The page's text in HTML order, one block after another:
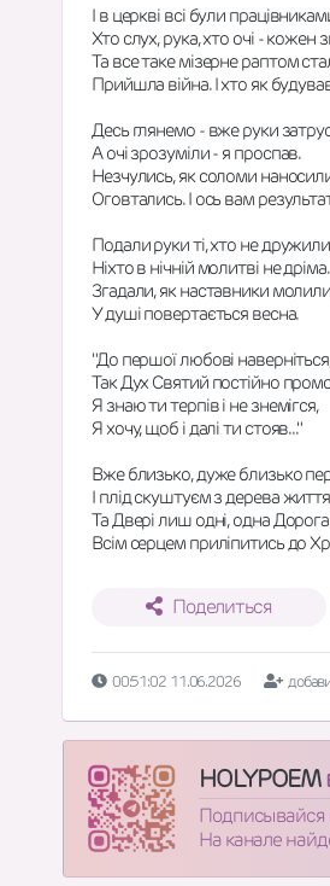
І в церкві всі були
Хто слух, рука, хто очі - кожен
Та все таке мізерне раптом
Прийшла війна. І хто як
Десь глянемо - вже руки
А очі зрозуміли - я проспав.
Незчулись, як соломи
Оговтались. І ось вам
Подали руки ті, хто не
Ніхто в нічній молитві не дріма.
Згадали, як наставники
У душі повертається весна.
"До першої любові
Так Дух Святий постійно
Я знаю ти терпів і не знемігся,
Я хочу, щоб і далі ти стояв..."
Вже близько, дуже близько
І плід скуштуєм з дерева
Та Двері лиш одні, одна
Всім серцем приліпитись до
Поделиться
00:51:02 11.06.2026
HOLYPOEM
Подписывайся
На канале